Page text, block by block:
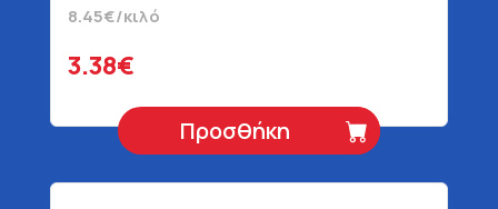
8.45€/κιλό
3.38€
Προσθήκη